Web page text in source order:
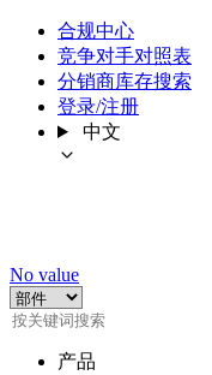
合规中心
竞争对手对照表
分销商库存搜索
登录/注册
中文
No value
产品